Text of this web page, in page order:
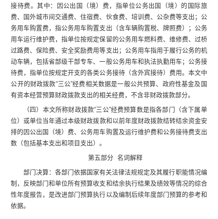
接待费。其中：因公出国（境）费，指单位公务出国（境）的国际旅
费、国外城市间交通费、住宿费、伙食费、培训费、公杂费等支出；公
务用车购置费，指公务用车购置支出（含车辆购置税、牌照费）；公务
用车运行维护费，指单位按规定保留的公务用车燃料费、维修费、过桥
过路费、保险费、安全奖励费用等支出；公务用车指用于履行公务的机
动车辆，包括省部级干部专车、一般公务用车和执法执勤用车；公务接
待费，指单位按规定开支的各类公务接待（含外宾接待）费用。 本文中
公开的财政拨款“三公”经费相关数据是一般公共预算、政府性基金及国
有资本经营预算财政拨款支出的相关经费，不含非财政拨款部分。
（四）本文所称财政拨款“三公”经费预算数是指各部门（含下属单
位）或单位当年通过本级财政拨款和以前年度财政拨款结转结余资金安
排的因公出国（境）费、公务用车购置及运行维护费和公务接待费支出
数（包括基本支出和项目支出）。
第五部分 名词解释
部门决算：各部门依据国家有关法律法规规定及其履行职能情况编
制，反映部门和单位所有预算收支和结余执行结果及绩效等情况的综合
性年度报告，是改进部门预算执行以及编制后续年度部门预算的参考和
依据。